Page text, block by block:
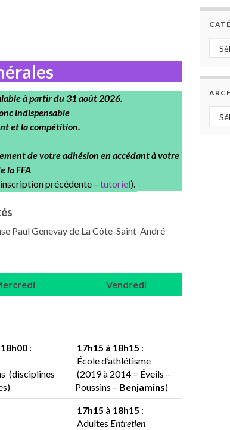
à partir du 31 août 2026.
indispensable
et la compétition.
de votre adhésion en accédant à votre
la FFA
précédente – tutoriel).
Paul Genevay de La Côte-Saint-André
Vendredi
:
(disciplines
17h15 à 18h15 :
École d’athlétisme
(2019 à 2014 = Éveils –
Poussins – Benjamins)
17h15 à 18h15 :
Adultes Entretien